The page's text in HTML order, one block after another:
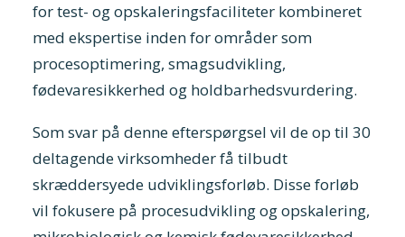
for test- og opskaleringsfaciliteter kombineret
med ekspertise inden for områder som
procesoptimering, smagsudvikling,
fødevaresikkerhed og holdbarhedsvurdering.
Som svar på denne efterspørgsel vil de op til 30
deltagende virksomheder få tilbudt
skræddersyede udviklingsforløb. Disse forløb
vil fokusere på procesudvikling og opskalering,